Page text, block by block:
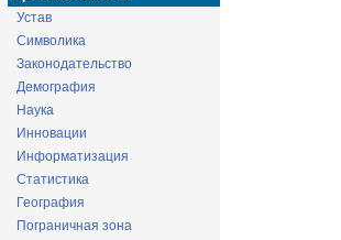
Устав
Символика
Законодательство
Демография
Наука
Инновации
Информатизация
Статистика
География
Пограничная зона